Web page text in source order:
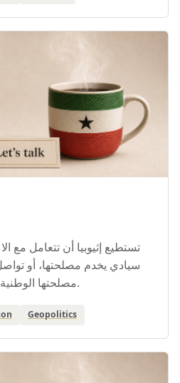
تستطيع إثيوبيا أن تتعامل مع
سيادي يخدم مصلحتها، أو
مصلحتها الوطنية إلى ملف يدار من الخارج.
Geopolitics